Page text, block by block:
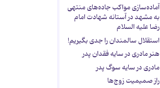
آماده‌سازی مواکب جاده‌های منتهی
به مشهد در آستانه شهادت امام
رضا علیه السلام
استقلال سالمندان را جدی بگیریم!
هنر مادری در سایه‌ فقدان پدر
مادری در سایه سوگ پدر
راز صمیمیت زوج‌ها